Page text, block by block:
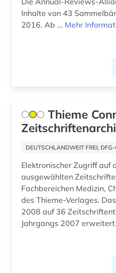
branchenberichte (2)
british library (1)
burkina faso (1)
byzantinistik (1)
Inhalte von 43
2016. Ab ... Mehr
Thieme Connect /
DEUTSCHLANDWEIT FREI,
Elektronischer Zugriff auf
ausgewählten
Fachbereichen Medizin,
des Thieme-Verlages. Das
2008 auf 36
Jahrgangs 2007 erweitert.